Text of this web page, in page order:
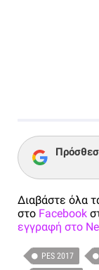
Διαβάστε όλα
στο Facebook
εγγραφή στο
PES 2017